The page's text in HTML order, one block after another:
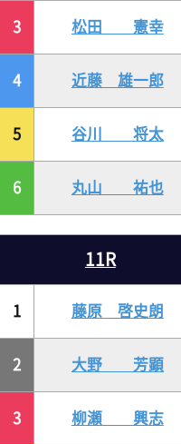
3 松田 憲幸
4 近藤 雄一郎
5 谷川 将太
6 丸山 祐也
11R
1 藤原 啓史朗
2 大野 芳顕
3 柳瀬 興志